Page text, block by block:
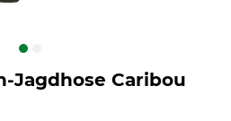
Jagdhose Caribou